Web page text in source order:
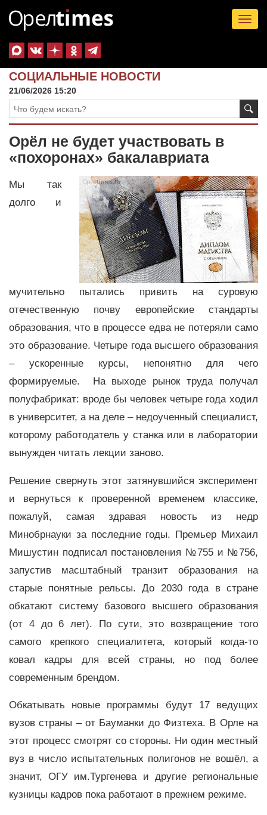
СОЦИАЛЬНЫЕ НОВОСТИ
21/06/2026 15:20
Орёл не будет участвовать в
«похоронах» бакалавриата
Мы так
долго и
мучительно пытались привить на суровую
отечественную почву европейские стандарты
образования, что в процессе едва не потеряли само
это образование. Четыре года высшего образования
– ускоренные курсы, непонятно для чего
формируемые. На выходе рынок труда получал
полуфабрикат: вроде бы человек четыре года ходил
в университет, а на деле – недоученный специалист,
которому работодатель у станка или в лаборатории
вынужден читать лекции заново.
Решение свернуть этот затянувшийся эксперимент
и вернуться к проверенной временем классике,
пожалуй, самая здравая новость из недр
Минобрнауки за последние годы. Премьер Михаил
Мишустин подписал постановления №755 и №756,
запустив масштабный транзит образования на
старые понятные рельсы. До 2030 года в стране
обкатают систему базового высшего образования
(от 4 до 6 лет). По сути, это возвращение того
самого крепкого специалитета, который когда-то
ковал кадры для всей страны, но под более
современным брендом.
Обкатывать новые программы будут 17 ведущих
вузов страны – от Бауманки до Физтеха. В Орле на
этот процесс смотрят со стороны. Ни один местный
вуз в число испытательных полигонов не вошёл, а
значит, ОГУ им.Тургенева и другие региональные
кузницы кадров пока работают в прежнем режиме.